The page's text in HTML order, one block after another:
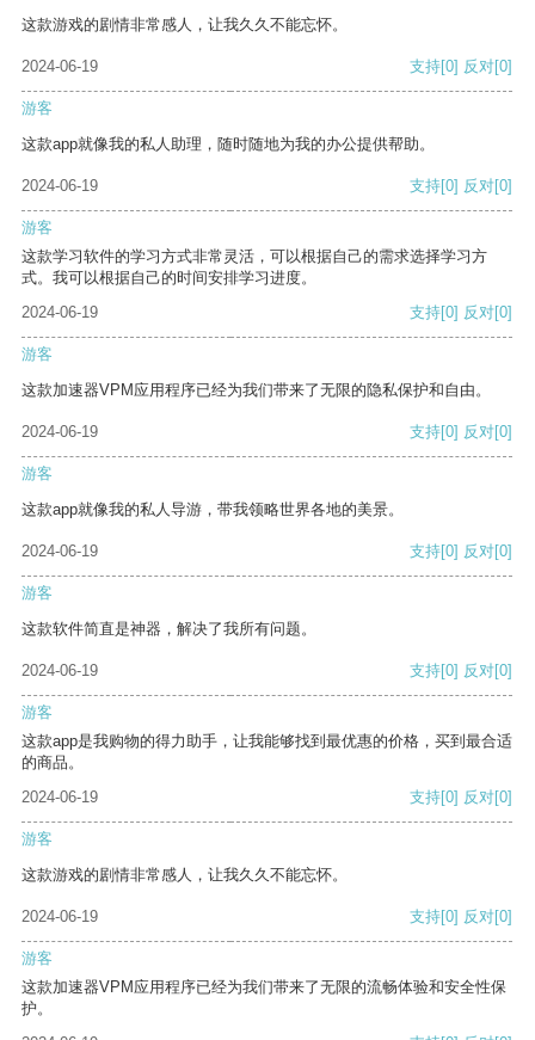
这款游戏的剧情非常感人，让我久久不能忘怀。
2024-06-19 支持[0] 反对[0]
游客
这款app就像我的私人助理，随时随地为我的办公提供帮助。
2024-06-19 支持[0] 反对[0]
游客
这款学习软件的学习方式非常灵活，可以根据自己的需求选择学习方
式。我可以根据自己的时间安排学习进度。
2024-06-19
支持[0] 反对[0]
游客
这款加速器VPM应用程序已经为我们带来了无限的隐私保护和自由。
2024-06-19 支持[0] 反对[0]
游客
这款app就像我的私人导游，带我领略世界各地的美景。
2024-06-19 支持[0] 反对[0]
游客
这款软件简直是神器，解决了我所有问题。
2024-06-19 支持[0] 反对[0]
游客
这款app是我购物的得力助手，让我能够找到最优惠的价格，买到最合适
的商品。
2024-06-19
支持[0] 反对[0]
游客
这款游戏的剧情非常感人，让我久久不能忘怀。
2024-06-19 支持[0] 反对[0]
游客
这款加速器VPM应用程序已经为我们带来了无限的流畅体验和安全性保
护。